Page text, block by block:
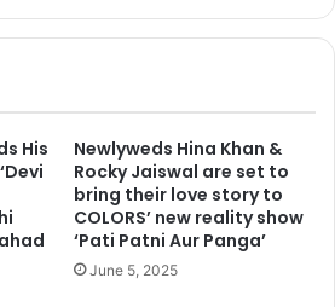
मांगी जिसपर कंपनी ने पिचाई की ओर
किया कि पिछले दो सालों में 13 वरिष्ठ प्रबंधकों
48 कर्मचारियों को नौकरी से निकाला गया है
पैकेज’ नहीं दिया गया.
te
bo
ra
His
Newlyweds Hina Khan &
Rocky Jaiswal are set to
bring their love story to
COLORS’ new reality show
‘Pati Patni Aur Panga’
June 5, 2025